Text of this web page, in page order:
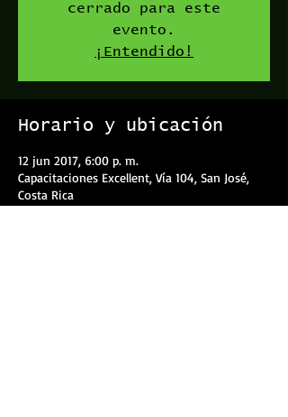
cerrado para este
evento.
¡Entendido!
Horario y ubicación
12 jun 2017, 6:00 p. m.
Capacitaciones Excellent, Vía 104, San José,
Costa Rica